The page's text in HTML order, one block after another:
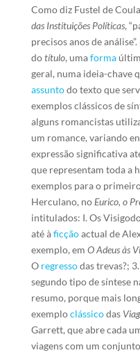
Como diz Fustel de
das Instituições Políticas,
precisos anos de análise”.
dotítulo, umaforma
geral, numa ideia-chave
assuntodo texto que
exemplos clássicos de
alguns romancistas
um romance, variando
expressão significativa
que representam toda a
exemplos para o
Herculano, no Eurico, o
intitulados: I. Os
até àficçãoactual de
exemplo, em O Adeus às
O regressodas trevas?;
segundo tipo de síntese
resumo, porque mais
exemploclássicodas
Garrett, que abre cada
viagens com um